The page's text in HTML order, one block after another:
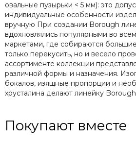
овальные пузырьки < 5 мм): это
индивидуальные особенности
вручную При создании Borough
вдохновлялись популярными во
маркетами, где собираются
только перекусить, но и весело
ассортименте коллекции
различной формы и назначения.
бокалов, изящные пропорции и
хрусталина делают линейку
Покупают вместе